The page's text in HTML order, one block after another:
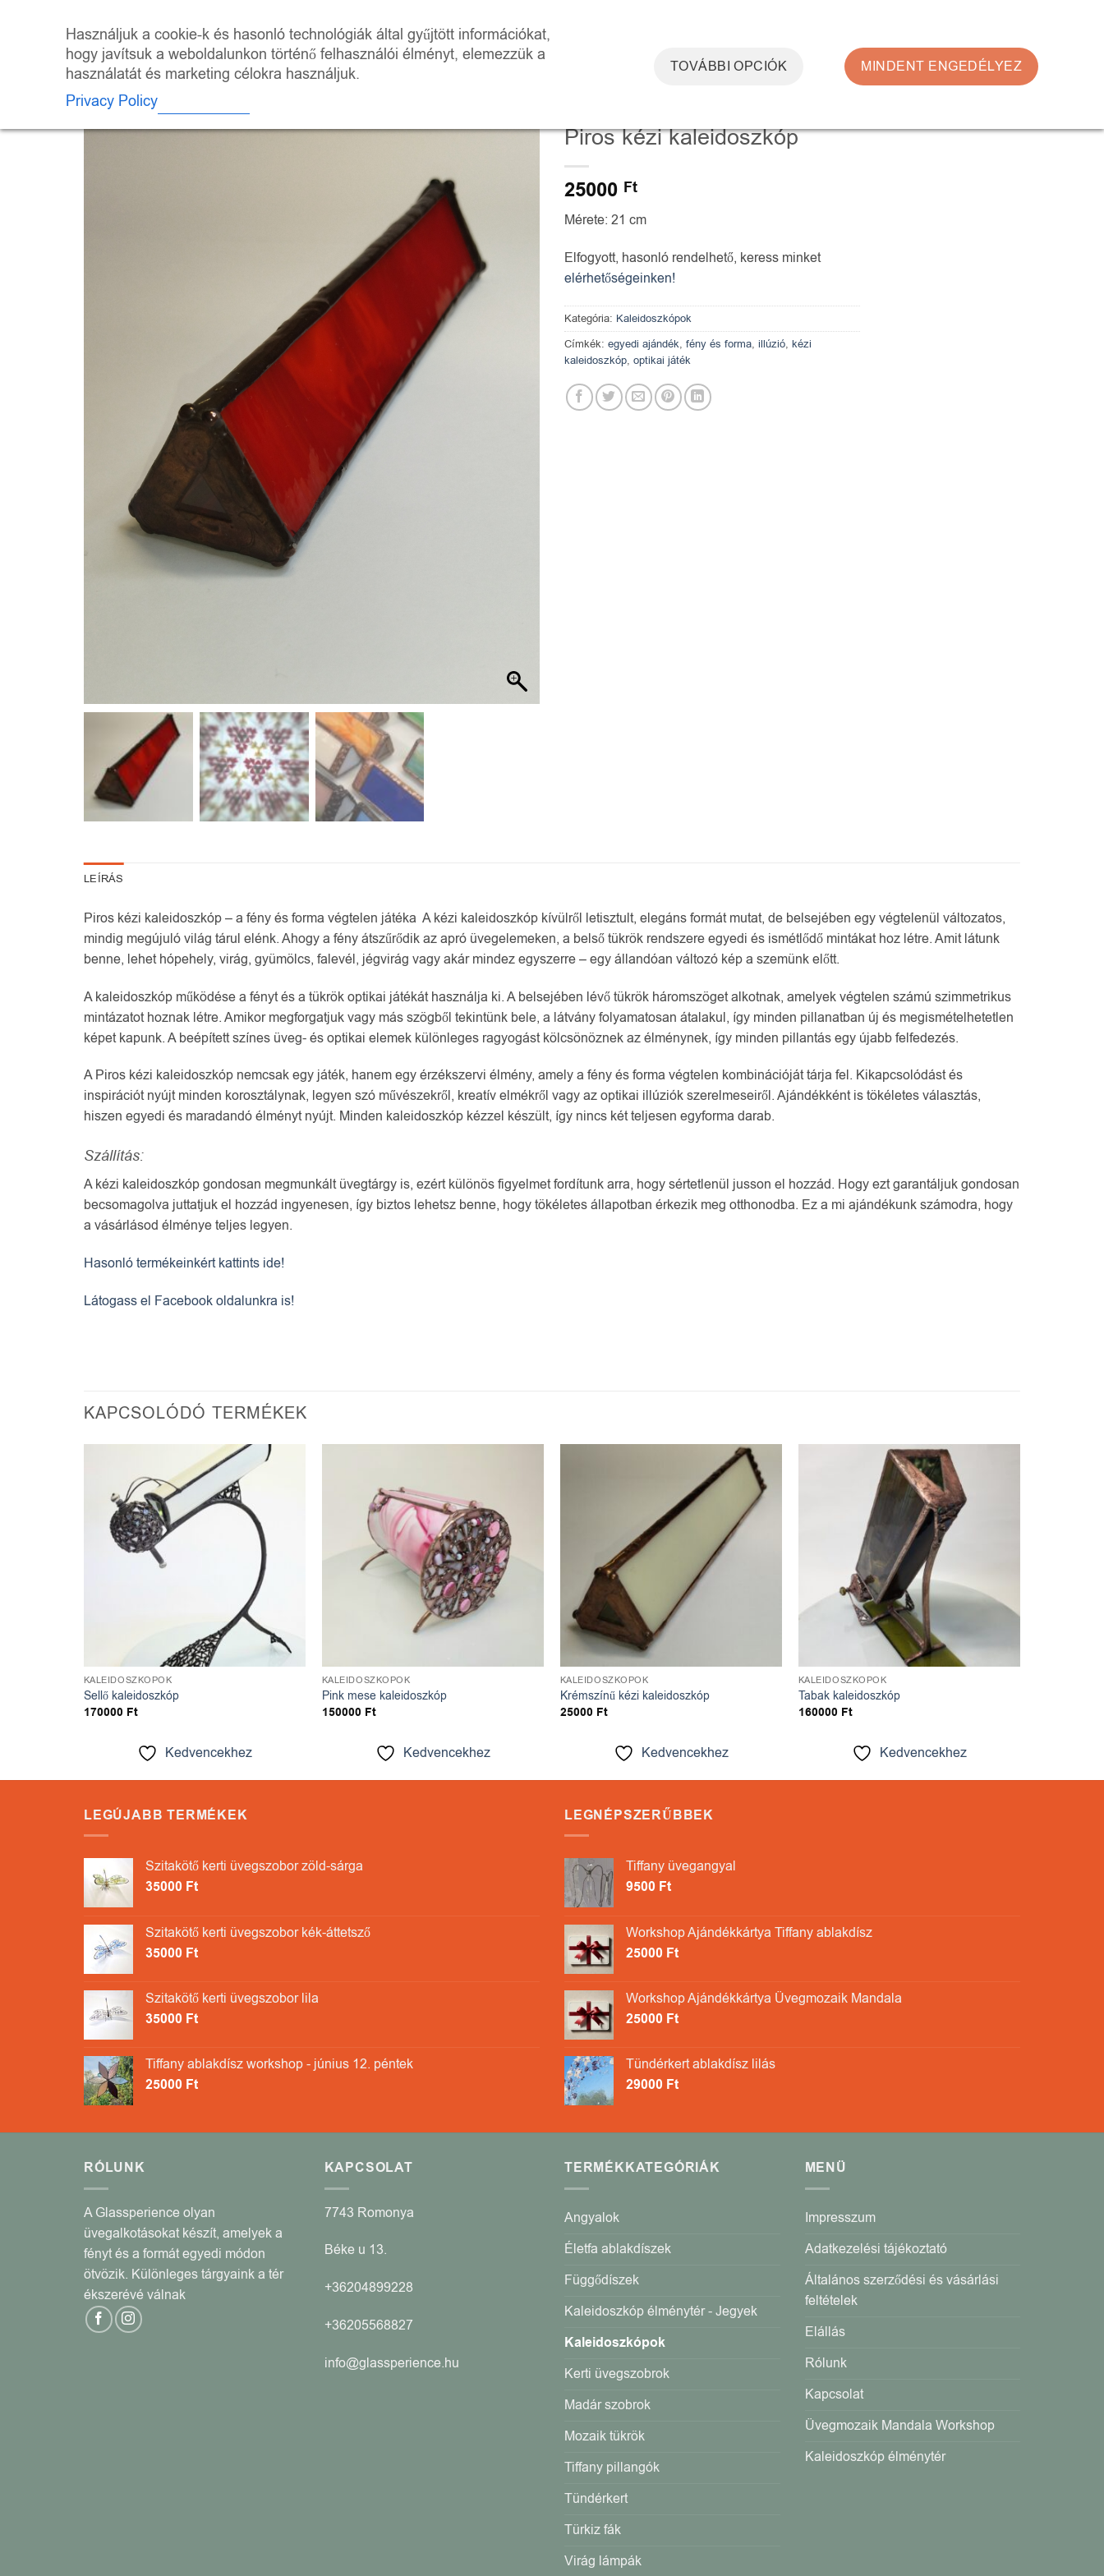
Használjuk a cookie-k és hasonló technológiák által gyűjtött információkat,
hogy javítsuk a weboldalunkon történő felhasználói élményt, elemezzük a
használatát és marketing célokra használjuk.
Privacy Policy
TOVÁBBI OPCIÓK MINDENT ENGEDÉLYEZ
ÜZLET KALEIDOSZKÓP ÉLMÉNYTÉR WORKSHOPOK
Piros kézi kaleidoszkóp
25000 Ft
Mérete: 21 cm
Elfogyott, hasonló rendelhető, keress minket
elérhetőségeinken!
Kategória: Kaleidoszkópok
Címkék: egyedi ajándék, fény és forma, illúzió, kézi
kaleidoszkóp, optikai játék
LEÍRÁS
Piros kézi kaleidoszkóp – a fény és forma végtelen játéka A kézi kaleidoszkóp kívülről letisztult, elegáns formát mutat, de belsejében egy végtelenül változatos,
mindig megújuló világ tárul elénk. Ahogy a fény átszűrődik az apró üvegelemeken, a belső tükrök rendszere egyedi és ismétlődő mintákat hoz létre. Amit látunk
benne, lehet hópehely, virág, gyümölcs, falevél, jégvirág vagy akár mindez egyszerre – egy állandóan változó kép a szemünk előtt.
A kaleidoszkóp működése a fényt és a tükrök optikai játékát használja ki. A belsejében lévő tükrök háromszöget alkotnak, amelyek végtelen számú szimmetrikus
mintázatot hoznak létre. Amikor megforgatjuk vagy más szögből tekintünk bele, a látvány folyamatosan átalakul, így minden pillanatban új és megismételhetetlen
képet kapunk. A beépített színes üveg- és optikai elemek különleges ragyogást kölcsönöznek az élménynek, így minden pillantás egy újabb felfedezés.
A Piros kézi kaleidoszkóp nemcsak egy játék, hanem egy érzékszervi élmény, amely a fény és forma végtelen kombinációját tárja fel. Kikapcsolódást és
inspirációt nyújt minden korosztálynak, legyen szó művészekről, kreatív elmékről vagy az optikai illúziók szerelmeseiről. Ajándékként is tökéletes választás,
hiszen egyedi és maradandó élményt nyújt. Minden kaleidoszkóp kézzel készült, így nincs két teljesen egyforma darab.
Szállítás:
A kézi kaleidoszkóp gondosan megmunkált üvegtárgy is, ezért különös figyelmet fordítunk arra, hogy sértetlenül jusson el hozzád. Hogy ezt garantáljuk gondosan
becsomagolva juttatjuk el hozzád ingyenesen, így biztos lehetsz benne, hogy tökéletes állapotban érkezik meg otthonodba. Ez a mi ajándékunk számodra, hogy
a vásárlásod élménye teljes legyen.
Hasonló termékeinkért kattints ide!
Látogass el Facebook oldalunkra is!
KAPCSOLÓDÓ TERMÉKEK
Kedvencekhez
KALEIDOSZKÓPOK
Sellő kaleidoszkóp
170000 Ft
Kedvencekhez
KALEIDOSZKÓPOK
Pink mese kaleidoszkóp
150000 Ft
Kedvencekhez
Kedvencekhez
KALEIDOSZKÓPOK
Krémszínű kézi kaleidoszkóp
25000 Ft
Kedvencekhez
Kedvencekhez
KALEIDOSZKÓPOK
Tabak kaleidoszkóp
160000 Ft
Kedvencekhez
LEGÚJABB TERMÉKEK
Szitakötő kerti üvegszobor zöld-sárga
35000 Ft
Szitakötő kerti üvegszobor kék-áttetsző
35000 Ft
Szitakötő kerti üvegszobor lila
35000 Ft
Tiffany ablakdísz workshop - június 12. péntek
25000 Ft
LEGNÉPSZERŰBBEK
Tiffany üvegangyal
9500 Ft
Workshop Ajándékkártya Tiffany ablakdísz
25000 Ft
Workshop Ajándékkártya Üvegmozaik Mandala
25000 Ft
Tündérkert ablakdísz lilás
29000 Ft
RÓLUNK
A Glassperience olyan
üvegalkotásokat készít, amelyek a
fényt és a formát egyedi módon
ötvözik. Különleges tárgyaink a tér
ékszerévé válnak
KAPCSOLAT
7743 Romonya
Béke u 13.
+36204899228
+36205568827
info@glassperience.hu
TERMÉKKATEGÓRIÁK
Angyalok
Életfa ablakdíszek
Függődíszek
Kaleidoszkóp élménytér - Jegyek
Kaleidoszkópok
Kerti üvegszobrok
Madár szobrok
Mozaik tükrök
Tiffany pillangók
Tündérkert
Türkiz fák
Virág lámpák
MENÜ
Impresszum
Adatkezelési tájékoztató
Általános szerződési és vásárlási
feltételek
Elállás
Rólunk
Kapcsolat
Üvegmozaik Mandala Workshop
Kaleidoszkóp élménytér